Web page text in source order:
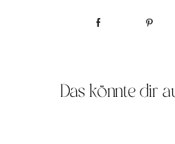
Das könnte dir